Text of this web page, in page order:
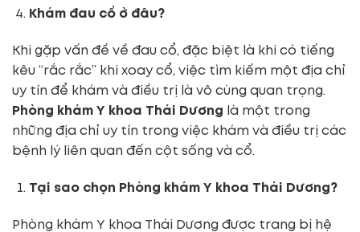
Khám đau cổ ở đâu?
Khi gặp vấn đề về đau cổ, đặc biệt là khi có tiếng
kêu “rắc rắc” khi xoay cổ, việc tìm kiếm một địa chỉ
uy tín để khám và điều trị là vô cùng quan trọng.
Phòng khám Y khoa Thái Dương là một trong
những địa chỉ uy tín trong việc khám và điều trị các
bệnh lý liên quan đến cột sống và cổ.
Tại sao chọn Phòng khám Y khoa Thái Dương?
Phòng khám Y khoa Thái Dương được trang bị hệ